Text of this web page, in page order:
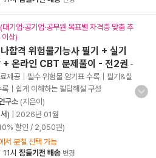
기업·공기업·공무원 목표별 자격증 맞춤 추
상)
합격 위험물기능사 필기 + 실기
+ 온라인 CBT 문제풀이 - 전2권 -
제공｜필수 위험물 암기표 수록｜필기&실
｜쉽게 이해하는 필답해설 구성
구소 (지은이)
)
2026년 01월
할인 / 2,050원)
서 분철 선택 가능
11시 잠들기전 배송 변경